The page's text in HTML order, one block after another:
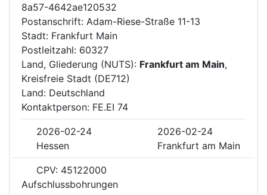
8a57-4642ae120532
Postanschrift: Adam-Riese-Straße 11-13
Stadt: Frankfurt Main
Postleitzahl: 60327
Land, Gliederung (NUTS): Frankfurt am Main,
Kreisfreie Stadt (DE712)
Land: Deutschland
Kontaktperson: FE.EI 74
2026-02-24
2026-02-24
Hessen
Frankfurt am Main
CPV: 45122000
Aufschlussbohrungen